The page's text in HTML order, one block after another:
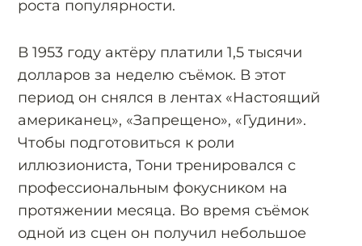
роста популярности.
В 1953 году актёру платили 1,5 тысячи
долларов за неделю съёмок. В этот
период он снялся в лентах «Настоящий
американец», «Запрещено», «Гудини».
Чтобы подготовиться к роли
иллюзиониста, Тони тренировался с
профессиональным фокусником на
протяжении месяца. Во время съёмок
одной из сцен он получил небольшое